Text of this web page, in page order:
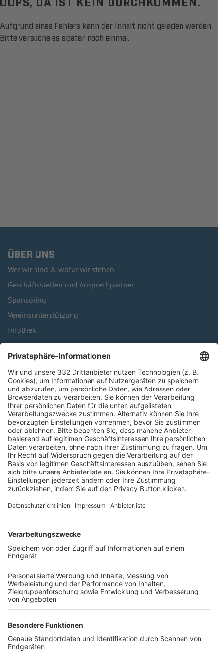
Aufgrund eines Fehlers kann der Inhalt nicht geladen werden.
Bitte versuche es später noch einmal.
ÜBER UNS
Wer wir sind & wofür wir stehen
Geschäftsstellen und Ansprechpartner
Sponsoring
Vereinsunterstützung
Infothek
Kontakt
HÄUFIG BESUCHTE SEITEN
Pässe und Vereinswechsel
Trainerausbildung
Schulungsangebot Vereinsmitarbeiter
BFV-Geschäftsstellen
Trainerbörse
Login SpielPlus
FOLGE DEM BFV
TOP-VEREINE
TOP-PARTNER